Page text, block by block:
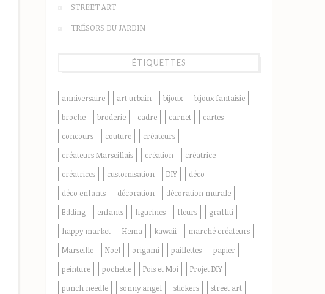
STREET ART
TRÉSORS DU JARDIN
ÉTIQUETTES
anniversaire art urbain bijoux
bijoux fantaisie
broche
broderie cadre carnet
cartes
concours
couture
créateurs
créateurs Marseillais
création
créatrice
créatrices
customisation DIY
déco
déco enfants
décoration
décoration murale
Edding
enfants figurines fleurs
graffiti
happy market
Hema kawaii
marché créateurs
Marseille
Noël origami paillettes
papier
peinture
pochette Pois et Moi
Projet DIY
punch needle
sonny angel stickers
street art